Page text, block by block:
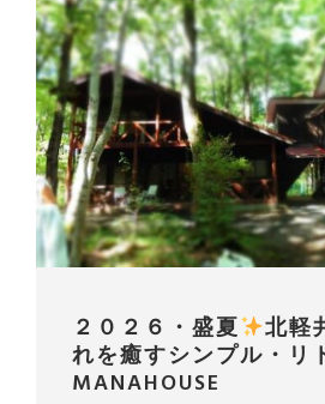
２０２６・盛夏 北軽
れを癒すシンプル・リ
MANAHOUSE